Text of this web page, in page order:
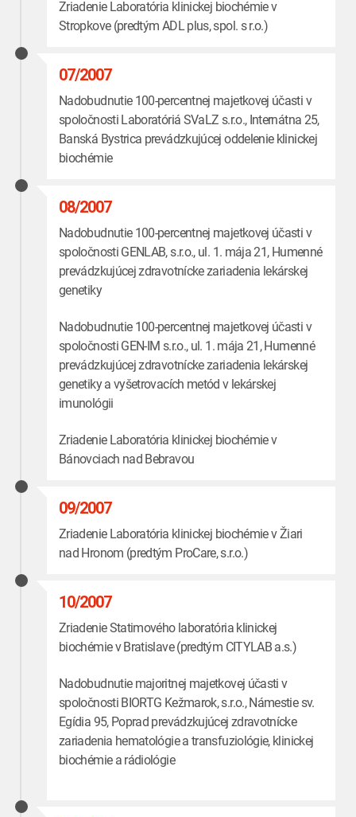
Zriadenie Laboratória klinickej biochémie v
Stropkove (predtým ADL plus, spol. s r.o.)
07/2007
Nadobudnutie 100-percentnej majetkovej účasti v
spoločnosti Laboratóriá SVaLZ s.r.o., Internátna 25,
Banská Bystrica prevádzkujúcej oddelenie klinickej
biochémie
08/2007
Nadobudnutie 100-percentnej majetkovej účasti v
spoločnosti GENLAB, s.r.o., ul. 1. mája 21, Humenné
prevádzkujúcej zdravotnícke zariadenia lekárskej
genetiky
Nadobudnutie 100-percentnej majetkovej účasti v
spoločnosti GEN-IM s.r.o., ul. 1. mája 21, Humenné
prevádzkujúcej zdravotnícke zariadenia lekárskej
genetiky a vyšetrovacích metód v lekárskej
imunológii
Zriadenie Laboratória klinickej biochémie v
Bánovciach nad Bebravou
09/2007
Zriadenie Laboratória klinickej biochémie v Žiari
nad Hronom (predtým ProCare, s.r.o.)
10/2007
Zriadenie Statimového laboratória klinickej
biochémie v Bratislave (predtým CITYLAB a.s.)
Nadobudnutie majoritnej majetkovej účasti v
spoločnosti BIORTG Kežmarok, s.r.o., Námestie sv.
Egídia 95, Poprad prevádzkujúcej zdravotnícke
zariadenia hematológie a transfuziológie, klinickej
biochémie a rádiológie